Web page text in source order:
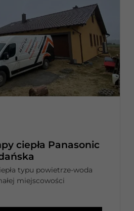
ciepła Panasonic
typu powietrze-woda
miejscowości